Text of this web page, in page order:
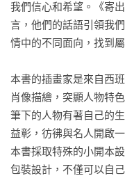
我們信心和希望。《寄
言，他們的話語引領我
情中的不同面向，找到
本書的插畫家是來自西
肖像描繪，突顯人物特
筆下的人物有著自己的
益彰，彷彿與名人開啟
本書採取特殊的小開本
包裝設計，不僅可以自